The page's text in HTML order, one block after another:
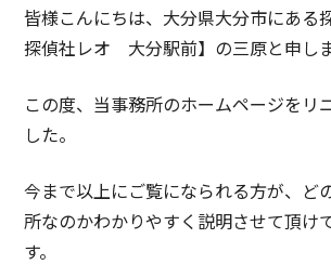
皆様こんにちは、大分県大分市にある
探偵社レオ 大分駅前】の三原と申しま
この度、当事務所のホームページをリ
した。
今まで以上にご覧になられる方が、ど
所なのかわかりやすく説明させて頂け
す。